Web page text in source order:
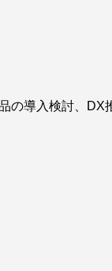
導入検討、DX